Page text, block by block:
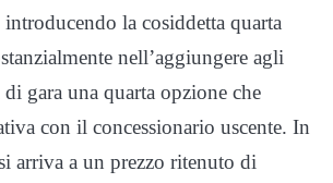
la cosiddetta quarta
nell’aggiungere agli
gara una quarta opzione che
con il concessionario uscente. In
arriva a un prezzo ritenuto di